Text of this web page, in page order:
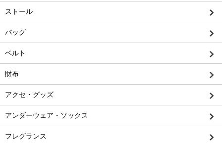
ストール
バッグ
ベルト
財布
アクセ・グッズ
アンダーウェア・ソックス
フレグランス